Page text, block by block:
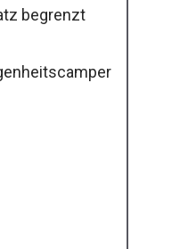
begrenzt